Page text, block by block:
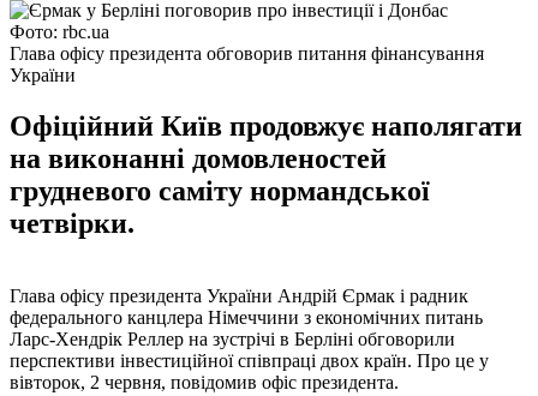
Фото: rbc.ua
Глава офісу президента обговорив питання фінансування
України
Офіційний Київ продовжує наполягати
на виконанні домовленостей
грудневого саміту нормандської
четвірки.
Глава офісу президента України Андрій Єрмак і радник
федерального канцлера Німеччини з економічних питань
Ларс-Хендрік Реллер на зустрічі в Берліні обговорили
перспективи інвестиційної співпраці двох країн. Про це у
вівторок, 2 червня, повідомив офіс президента.